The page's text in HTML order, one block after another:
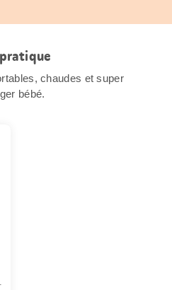
chaudes et super
bébé.
du stock.